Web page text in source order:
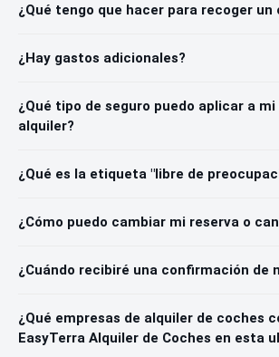
¿Qué tengo que hacer para recoger un
¿Hay gastos adicionales?
¿Qué tipo de seguro puedo aplicar a
alquiler?
¿Qué es la etiqueta "libre de
¿Cómo puedo cambiar mi reserva o
¿Cuándo recibiré una confirmación de
¿Qué empresas de alquiler de coches
EasyTerra Alquiler de Coches en esta